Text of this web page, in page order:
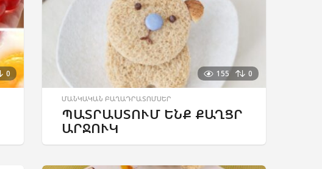
0 155 0
ՄԱՆԿԱԿԱՆ ԲԱՂԱԴՐԱՏՈՄՍԵՐ
ՊԱՏՐԱՍՏՈՒՄ ԵՆՔ ՔԱՂՑՐ
ԱՐՋՈՒԿ